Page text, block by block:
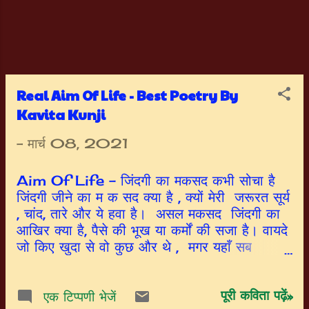
Real Aim Of Life - Best Poetry By
Kavita Kunji
- मार्च 08, 2021
Aim Of Life - जिंदगी का मकसद कभी सोचा है
जिंदगी जीने का म क सद क्या है , क्यों मेरी जरूरत सूर्य
, चांद, तारे और ये हवा है। असल मकसद जिंदगी का
आखिर क्या है, पैसे की भूख या कर्मों की सजा है। वायदे
जो किए खुदा से वो कुछ और थे , मगर यहाँ सब
हवा है।। माया ने अपनी चाल में लपेटा जो ऐसे। कि
एक टिप्पणी भेजें पूरी कविता पढ़ें»